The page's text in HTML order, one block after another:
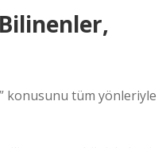
konusunu tüm yönleriyle